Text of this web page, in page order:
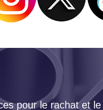
pour le rachat et